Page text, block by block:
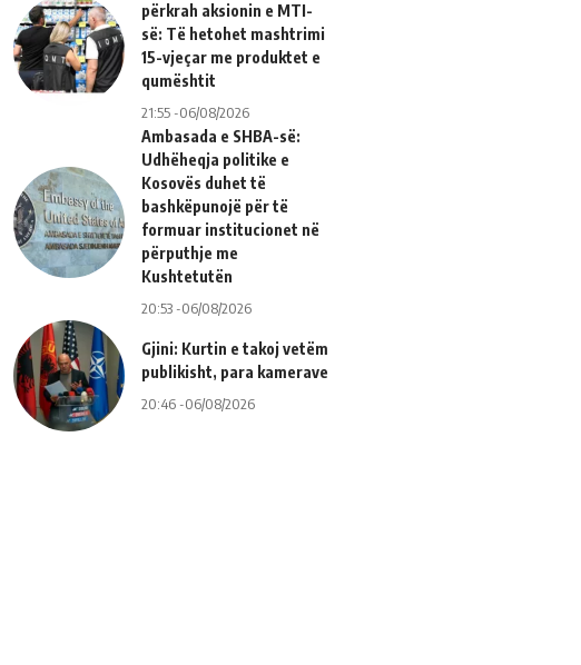
përkrah aksionin e MTI-
së: Të hetohet mashtrimi
15-vjeçar me produktet e
qumështit
21:55 -06/08/2026
Ambasada e SHBA-së:
Udhëheqja politike e
Kosovës duhet të
bashkëpunojë për të
formuar institucionet në
përputhje me
Kushtetutën
20:53 -06/08/2026
Gjini: Kurtin e takoj vetëm
publikisht, para kamerave
20:46 -06/08/2026